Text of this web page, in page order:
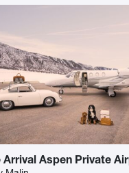
Arrival Aspen Private